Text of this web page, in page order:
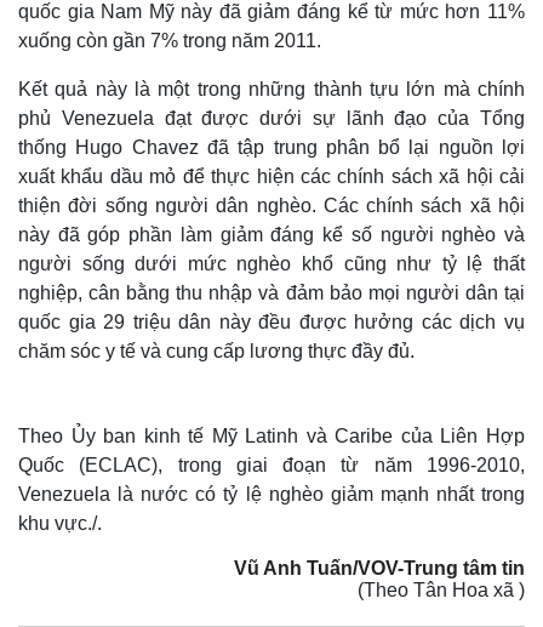
quốc gia Nam Mỹ này đã giảm đáng kể từ mức hơn 11%
xuống còn gần 7% trong năm 2011.
Kết quả này là một trong những thành tựu lớn mà chính
phủ Venezuela đạt được dưới sự lãnh đạo của Tổng
thống Hugo Chavez đã tập trung phân bổ lại nguồn lợi
xuất khẩu dầu mỏ để thực hiện các chính sách xã hội cải
thiện đời sống người dân nghèo. Các chính sách xã hội
này đã góp phần làm giảm đáng kể số người nghèo và
người sống dưới mức nghèo khổ cũng như tỷ lệ thất
nghiệp, cân bằng thu nhập và đảm bảo mọi người dân tại
quốc gia 29 triệu dân này đều được hưởng các dịch vụ
chăm sóc y tế và cung cấp lương thực đầy đủ.
Theo Ủy ban kinh tế Mỹ Latinh và Caribe của Liên Hợp
Quốc (ECLAC), trong giai đoạn từ năm 1996-2010,
Venezuela là nước có tỷ lệ nghèo giảm mạnh nhất trong
khu vực./.
Vũ Anh Tuấn/VOV-Trung tâm tin
(Theo Tân Hoa xã )